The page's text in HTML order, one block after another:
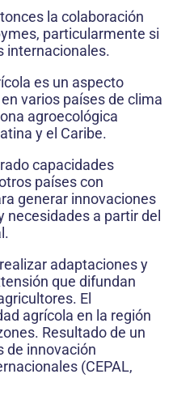
la colaboración
particularmente si
internacionales.
es un aspecto
varios países de clima
agroecológica
y el Caribe.
capacidades
países con
generar innovaciones
necesidades a partir del
adaptaciones y
que difundan
El
agrícola en la región
Resultado de un
de innovación
(CEPAL,